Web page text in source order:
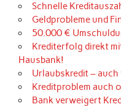
Schnelle
Geldprobleme und
50.000 €
Krediterfolg direkt
Hausbank!
Urlaubskredit – auch
Kreditproblem auch
Bank verweigert